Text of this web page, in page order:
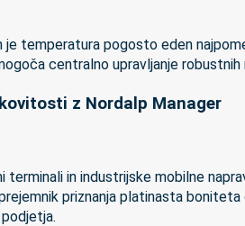
je temperatura pogosto eden
z Nordalp Manager
terminali in industrijske mobilne